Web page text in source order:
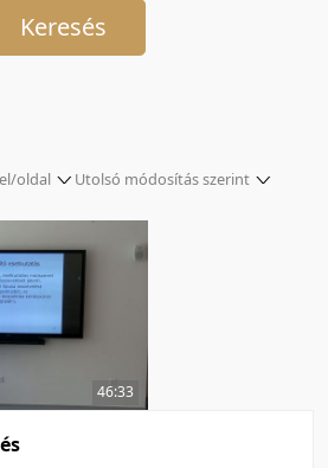
Keresés
Utolsó módosítás szerint
Relevancia szerint
Kezdés/felvétel dátuma szerint
Feltöltés dátuma szerint
Utolsó módosítás szerint
oldal
oldal
oldal
oldal
oldal
oldal
46:33